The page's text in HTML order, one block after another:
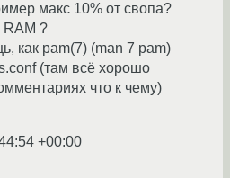
макс 10% от свопа?
RAM ?
как pam(7) (man 7 pam)
(там всё хорошо
что к чему)
+00:00